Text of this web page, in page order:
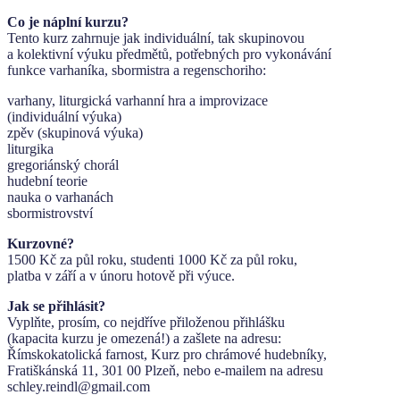
Co je náplní kurzu?
Tento kurz zahrnuje jak individuální, tak skupinovou
a kolektivní výuku předmětů, potřebných pro vykonávání
funkce varhaníka, sbormistra a regenschoriho:
varhany, liturgická varhanní hra a improvizace
(individuální výuka)
zpěv (skupinová výuka)
liturgika
gregoriánský chorál
hudební teorie
nauka o varhanách
sbormistrovství
Kurzovné?
1500 Kč za půl roku, studenti 1000 Kč za půl roku,
platba v září a v únoru hotově při výuce.
Jak se přihlásit?
Vyplňte, prosím, co nejdříve přiloženou přihlášku
(kapacita kurzu je omezená!) a zašlete na adresu:
Římskokatolická farnost, Kurz pro chrámové hudebníky,
Fratiškánská 11, 301 00 Plzeň, nebo e-mailem na adresu
schley.reindl@gmail.com